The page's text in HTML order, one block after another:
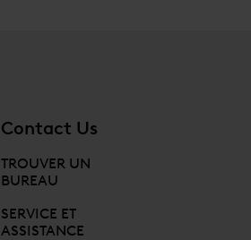
Contact Us
TROUVER UN
BUREAU
SERVICE ET
ASSISTANCE